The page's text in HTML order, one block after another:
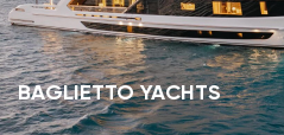
BAGLIETTO YACHTS